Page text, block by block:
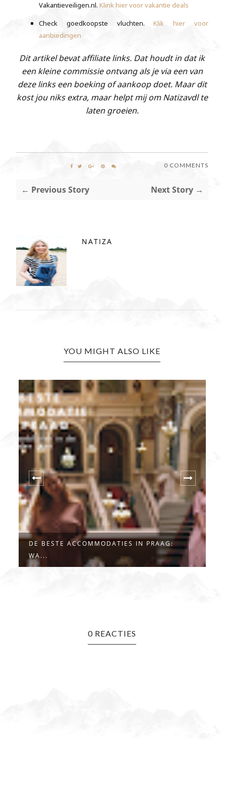
Vakantieveiligen.nl. Klink hier voor vakantie deals
Check goedkoopste vluchten.Klik hier voor
aanbiedingen
Dit artikel bevat affiliate links. Dat houdt in dat ik
een kleine commissie ontvang als je via een van
deze links een boeking of aankoop doet. Maar dit
kost jou niks extra, maar helpt mij om Natizavdl te
laten groeien.
0 COMMENTS
← Previous Story Next Story →
NATIZA
YOU MIGHT ALSO LIKE
DE BESTE ACCOMMODATIES IN PRAAG:
WA...
0 REACTIES